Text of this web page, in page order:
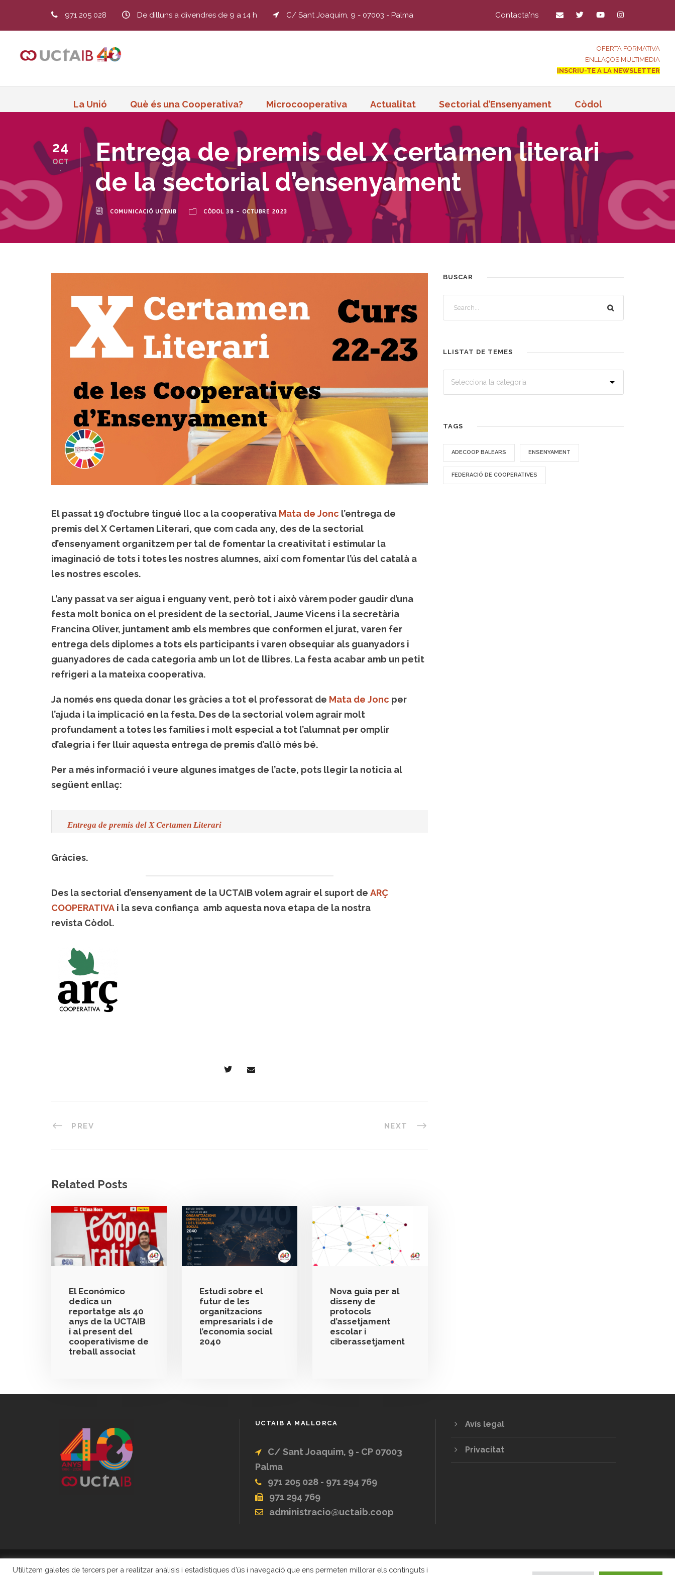
971 205 028 De dilluns a divendres de 9 a 14 h C/ Sant Joaquim, 9 - 07003 - Palma Contacta'ns
OFERTA FORMATIVA
ENLLAÇOS MULTIMÈDIA
INSCRIU-TE A LA NEWSLETTER
La Unió Què és una Cooperativa? Microcooperativa Actualitat Sectorial d’Ensenyament Còdol
24
OCT
.
Entrega de premis del X certamen literari
de la sectorial d’ensenyament
COMUNICACIÓ UCTAIB CÒDOL 38 - OCTUBRE 2023
El passat 19 d’octubre tingué lloc a la cooperativa Mata de Jonc l’entrega de
premis del X Certamen Literari, que com cada any, des de la sectorial
d’ensenyament organitzem per tal de fomentar la creativitat i estimular la
imaginació de tots i totes les nostres alumnes, així com fomentar l’ús del català a
les nostres escoles.
L’any passat va ser aigua i enguany vent, però tot i això vàrem poder gaudir d’una
festa molt bonica on el president de la sectorial, Jaume Vicens i la secretària
Francina Oliver, juntament amb els membres que conformen el jurat, varen fer
entrega dels diplomes a tots els participants i varen obsequiar als guanyadors i
guanyadores de cada categoria amb un lot de llibres. La festa acabar amb un petit
refrigeri a la mateixa cooperativa.
Ja només ens queda donar les gràcies a tot el professorat de Mata de Jonc per
l’ajuda i la implicació en la festa. Des de la sectorial volem agrair molt
profundament a totes les famílies i molt especial a tot l’alumnat per omplir
d’alegria i fer lluir aquesta entrega de premis d’allò més bé.
Per a més informació i veure algunes imatges de l’acte, pots llegir la noticia al
següent enllaç:
Entrega de premis del X Certamen Literari
Gràcies.
Des la sectorial d’ensenyament de la UCTAIB volem agrair el suport de ARÇ
COOPERATIVA i la seva confiança amb aquesta nova etapa de la nostra
revista Còdol.
PREV NEXT
Related Posts
El Económico
dedica un
reportatge als 40
anys de la UCTAIB
i al present del
cooperativisme de
treball associat
Estudi sobre el
futur de les
organitzacions
empresarials i de
l’economia social
2040
Nova guia per al
disseny de
protocols
d’assetjament
escolar i
ciberassetjament
BUSCAR
LLISTAT DE TEMES
TAGS
ADECOOP BALEARS ENSENYAMENT
FEDERACIÓ DE COOPERATIVES
UCTAIB A MALLORCA
C/ Sant Joaquim, 9 - CP 07003
Palma
971 205 028 - 971 294 769
971 294 769
administracio@uctaib.coop
Avís legal
Privacitat
Utilitzem galetes de tercers per a realitzar anàlisis i estadístiques d’ús i navegació que ens permeten millorar els continguts i